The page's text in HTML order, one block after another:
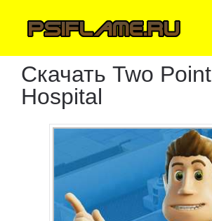
Скачать Two Point
Hospital